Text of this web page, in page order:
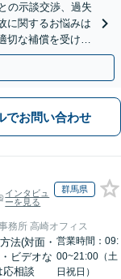
の示談交渉、過失
に関するお悩みは
切な補償を受けら
。
でお問い合わせ
インタビュ
ーを見る
群馬県
務所 高崎オフィス
法(対面・
ビデオな
応相談
営業時間：09:
00~21:00（土
日祝日）